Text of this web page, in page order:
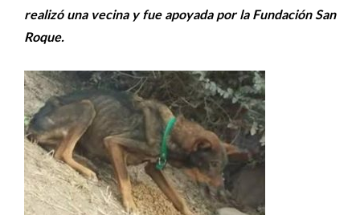
realizó una vecina y fue apoyada por la Fundación San
Roque.